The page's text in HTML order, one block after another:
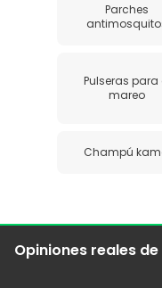
Parches
Pulseras para
mareo
Champú
Opiniones reales